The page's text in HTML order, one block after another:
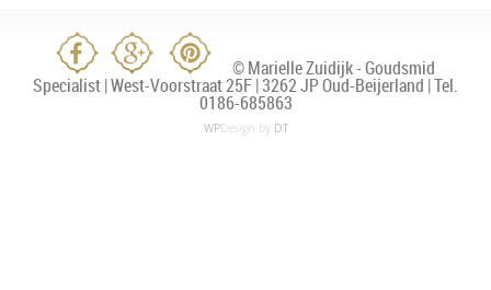
© Marielle Zuidijk - Goudsmid
Specialist | West-Voorstraat 25F | 3262 JP Oud-Beijerland | Tel.
0186-685863
WPDesign by DT